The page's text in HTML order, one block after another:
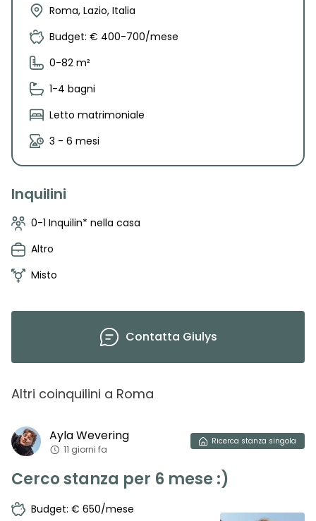
Roma, Lazio, Italia
Budget: € 400-700/mese
0-82 m²
1-4 bagni
Letto matrimoniale
3 - 6 mesi
Inquilini
0-1 Inquilin* nella casa
Altro
Misto
Contatta Giulys
Altri coinquilini a Roma
AylaWevering
11 giorni fa
Ricerca stanza singola
Cerco stanza per 6 mese :)
Budget: € 650/mese